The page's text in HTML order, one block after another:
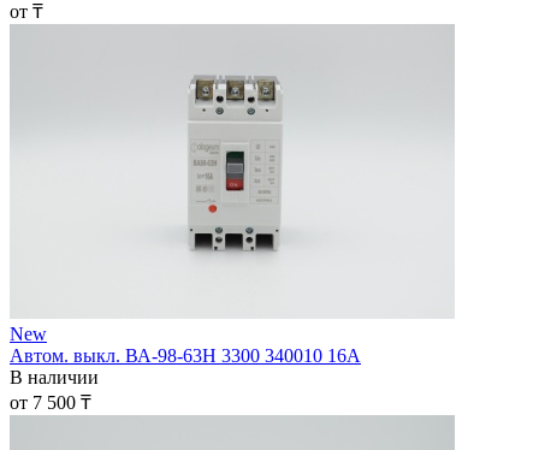
от ₸
New
Автом. выкл. ВА-98-63Н 3300 340010 16А
В наличии
от 7 500 ₸